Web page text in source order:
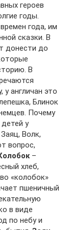
героев
годы.
года, им
сказки. В
донести до
В
у англичан это
Блинок
Почему
у
Волк,
вопрос,
–
хлеб,
«колобок»
пшеничный
в виде
по небу и